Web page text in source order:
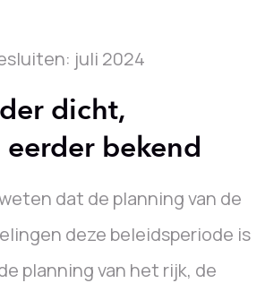
juli 2024
dicht,
bekend
dat de planning van de
deze beleidsperiode is
planning van het rijk, de